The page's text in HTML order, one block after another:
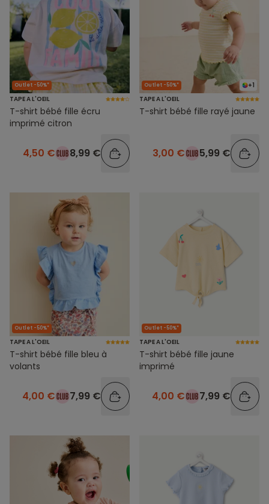
Outlet -50%*
TAPE A L'OEIL
T-shirt bébé fille écru
imprimé citron
4,50 € 8,99 €
+1
Outlet -50%*
TAPE A L'OEIL
T-shirt bébé fille rayé jaune
3,00 € 5,99 €
Outlet -50%*
TAPE A L'OEIL
T-shirt bébé fille bleu à
volants
4,00 € 7,99 €
Outlet -50%*
TAPE A L'OEIL
T-shirt bébé fille jaune
imprimé
4,00 € 7,99 €